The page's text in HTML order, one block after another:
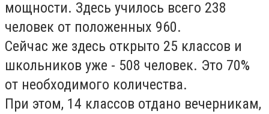
мощности. Здесь училось всего 238
человек от положенных 960.
Сейчас же здесь открыто 25 классов и
школьников уже - 508 человек. Это 70%
от необходимого количества.
При этом, 14 классов отдано вечерникам,